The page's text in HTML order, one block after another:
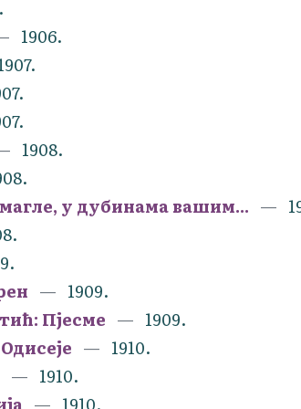
1906.
1908.
у дубинама вашим...
1909.
Пјесме
1909.
1910.
1910.
1910.